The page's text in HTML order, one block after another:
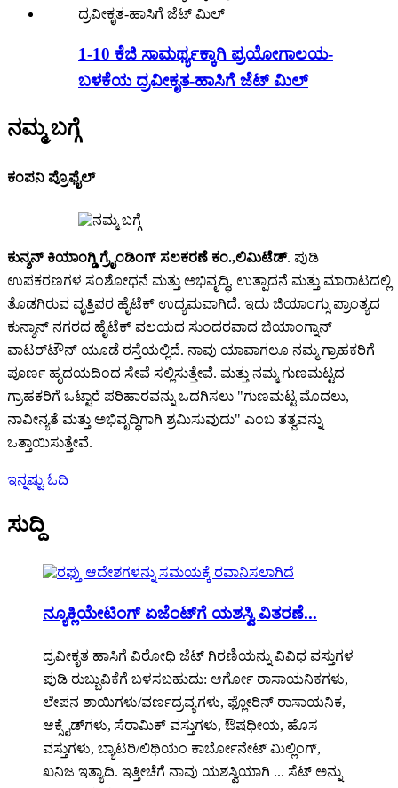
1-10 ಕೆಜಿ ಸಾಮರ್ಥ್ಯಕ್ಕಾಗಿ ಪ್ರಯೋಗಾಲಯ-
ಬಳಕೆಯ ದ್ರವೀಕೃತ-ಹಾಸಿಗೆ ಜೆಟ್ ಮಿಲ್
ನಮ್ಮ ಬಗ್ಗೆ
ಕಂಪನಿ ಪ್ರೊಫೈಲ್
ಕುನ್ಶನ್ ಕಿಯಾಂಗ್ಡಿ ಗ್ರೈಂಡಿಂಗ್ ಸಲಕರಣೆ ಕಂ.,ಲಿಮಿಟೆಡ್. ಪುಡಿ
ಉಪಕರಣಗಳ ಸಂಶೋಧನೆ ಮತ್ತು ಅಭಿವೃದ್ಧಿ, ಉತ್ಪಾದನೆ ಮತ್ತು ಮಾರಾಟದಲ್ಲಿ
ತೊಡಗಿರುವ ವೃತ್ತಿಪರ ಹೈಟೆಕ್ ಉದ್ಯಮವಾಗಿದೆ. ಇದು ಜಿಯಾಂಗ್ಸು ಪ್ರಾಂತ್ಯದ
ಕುನ್ಶಾನ್ ನಗರದ ಹೈಟೆಕ್ ವಲಯದ ಸುಂದರವಾದ ಜಿಯಾಂಗ್ನಾನ್
ವಾಟರ್‌ಟೌನ್ ಯೂಡೆ ರಸ್ತೆಯಲ್ಲಿದೆ. ನಾವು ಯಾವಾಗಲೂ ನಮ್ಮ ಗ್ರಾಹಕರಿಗೆ
ಪೂರ್ಣ ಹೃದಯದಿಂದ ಸೇವೆ ಸಲ್ಲಿಸುತ್ತೇವೆ. ಮತ್ತು ನಮ್ಮ ಗುಣಮಟ್ಟದ
ಗ್ರಾಹಕರಿಗೆ ಒಟ್ಟಾರೆ ಪರಿಹಾರವನ್ನು ಒದಗಿಸಲು "ಗುಣಮಟ್ಟ ಮೊದಲು,
ನಾವೀನ್ಯತೆ ಮತ್ತು ಅಭಿವೃದ್ಧಿಗಾಗಿ ಶ್ರಮಿಸುವುದು" ಎಂಬ ತತ್ವವನ್ನು
ಒತ್ತಾಯಿಸುತ್ತೇವೆ.
ಇನ್ನಷ್ಟು ಓದಿ
ಸುದ್ದಿ
ನ್ಯೂಕ್ಲಿಯೇಟಿಂಗ್ ಏಜೆಂಟ್‌ಗೆ ಯಶಸ್ವಿ ವಿತರಣೆ...
ದ್ರವೀಕೃತ ಹಾಸಿಗೆ ವಿರೋಧಿ ಜೆಟ್ ಗಿರಣಿಯನ್ನು ವಿವಿಧ ವಸ್ತುಗಳ
ಪುಡಿ ರುಬ್ಬುವಿಕೆಗೆ ಬಳಸಬಹುದು: ಆರ್ಗೋ ರಾಸಾಯನಿಕಗಳು,
ಲೇಪನ ಶಾಯಿಗಳು/ವರ್ಣದ್ರವ್ಯಗಳು, ಫ್ಲೋರಿನ್ ರಾಸಾಯನಿಕ,
ಆಕ್ಸೈಡ್‌ಗಳು, ಸೆರಾಮಿಕ್ ವಸ್ತುಗಳು, ಔಷಧೀಯ, ಹೊಸ
ವಸ್ತುಗಳು, ಬ್ಯಾಟರಿ/ಲಿಥಿಯಂ ಕಾರ್ಬೋನೇಟ್ ಮಿಲ್ಲಿಂಗ್,
ಖನಿಜ ಇತ್ಯಾದಿ. ಇತ್ತೀಚೆಗೆ ನಾವು ಯಶಸ್ವಿಯಾಗಿ ... ಸೆಟ್ ಅನ್ನು